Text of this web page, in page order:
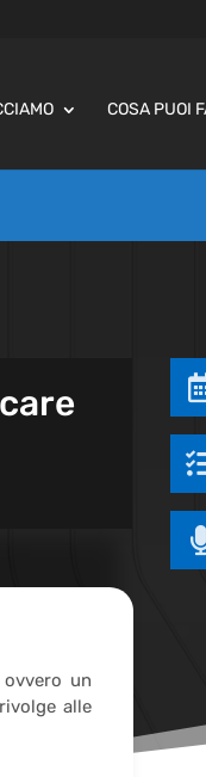
COSA PUOI
un
alle